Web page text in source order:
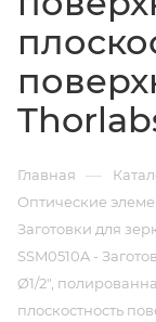
Главная —
Оптические
Заготовки для
SSM0510A -
Ø1/2",
плоскостность